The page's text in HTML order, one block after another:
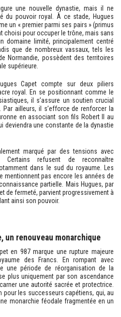
une nouvelle dynastie, mais il ne
du pouvoir royal. À ce stade, Hugues
un « premier parmi ses pairs » (primus
choisi pour occuper le trône, mais sans
domaine limité, principalement centré
que de nombreux vassaux, tels les
Normandie, possèdent des territoires
supérieure.
Capet compte sur deux piliers
royal. En se positionnant comme le
il s’assure un soutien crucial
Par ailleurs, il s’efforce de renforcer la
en associant son fils Robert II au
deviendra une constante de la dynastie
marqué par des tensions avec
Certains refusent de reconnaître
dans le sud du royaume. Les
mentionnent pas encore les années de
partielle. Mais Hugues, par
de fermeté, parvient progressivement à
ainsi son pouvoir.
un renouveau monarchique
en 987 marque une rupture majeure
des Francs. En rompant avec
une période de réorganisation de la
plus uniquement par son ascendance
une autorité sacrée et protectrice.
pour les successeurs capétiens, qui, au
monarchie féodale fragmentée en un